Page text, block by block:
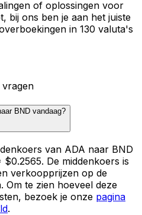
of oplossingen voor
bij ons ben je aan het juiste
in 130 valuta's
vragen
BND vandaag?
van ADA naar BND
De middenkoers is
verkoopprijzen op de
Om te zien hoeveel deze
bezoek je onze pagina
.